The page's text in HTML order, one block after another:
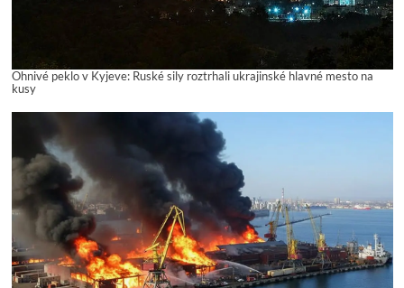
Ohnivé peklo v Kyjeve: Ruské sily roztrhali ukrajinské hlavné mesto na
kusy